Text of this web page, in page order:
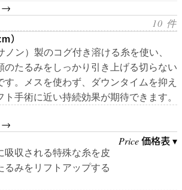
→
10 件
）
ノン）製のコグ付き溶ける糸を使い、
のたるみをしっかり引き上げる切らない
す。メスを使わず、ダウンタイムを抑え
手術に近い持続効果が期待できます。
→
吸収される特殊な糸を皮
るみをリフトアップする
Price価格表 ▾